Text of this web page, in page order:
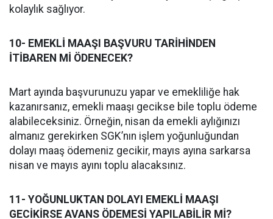
kolaylık sağlıyor.
10- EMEKLİ MAAŞI BAŞVURU TARİHİNDEN
İTİBAREN Mİ ÖDENECEK?
Mart ayında başvurunuzu yapar ve emekliliğe hak
kazanırsanız, emekli maaşı gecikse bile toplu ödeme
alabileceksiniz. Örneğin, nisan da emekli aylığınızı
almanız gerekirken SGK’nın işlem yoğunluğundan
dolayı maaş ödemeniz gecikir, mayıs ayına sarkarsa
nisan ve mayıs ayını toplu alacaksınız.
11- YOĞUNLUKTAN DOLAYI EMEKLİ MAAŞI
GECİKİRSE AVANS ÖDEMESİ YAPILABİLİR Mİ?